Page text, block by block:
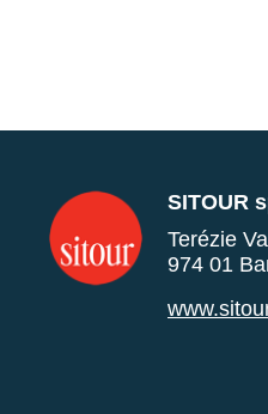
SITOUR
Terézie
974 01